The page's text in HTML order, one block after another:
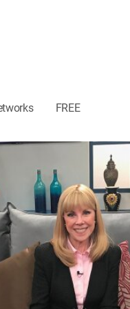
FREE